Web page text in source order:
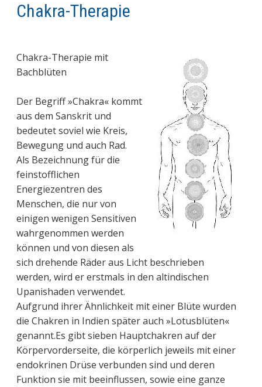
Chakra-Therapie
Chakra-Therapie mit
Bachblüten
Der Begriff »Chakra« kommt
aus dem Sanskrit und
bedeutet soviel wie Kreis,
Bewegung und auch Rad.
Als Bezeichnung für die
feinstofflichen
Energiezentren des
Menschen, die nur von
einigen wenigen Sensitiven
wahrgenommen werden
können und von diesen als
sich drehende Räder aus Licht beschrieben
werden, wird er erstmals in den altindischen
Upanishaden verwendet.
Aufgrund ihrer Ähnlichkeit mit einer Blüte wurden
die Chakren in Indien später auch »Lotusblüten«
genannt.Es gibt sieben Hauptchakren auf der
Körpervorderseite, die körperlich jeweils mit einer
endokrinen Drüse verbunden sind und deren
Funktion sie mit beeinflussen, sowie eine ganze